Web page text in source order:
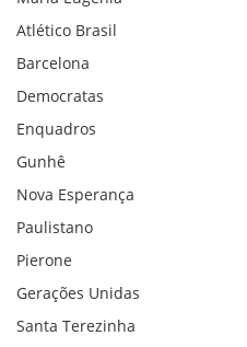
Atlético Brasil
Barcelona
Democratas
Enquadros
Gunhê
Nova Esperança
Paulistano
Pierone
Gerações Unidas
Santa Terezinha